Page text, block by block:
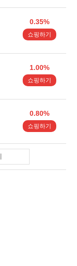
0.35%
쇼핑하기
1.00%
쇼핑하기
0.80%
쇼핑하기